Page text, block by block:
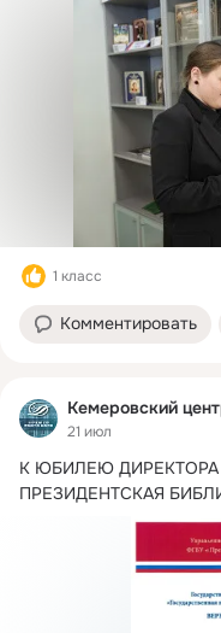
1 класс
Комментировать
Кемеровский
21 июл
К ЮБИЛЕЮ
ПРЕЗИДЕНТСКАЯ